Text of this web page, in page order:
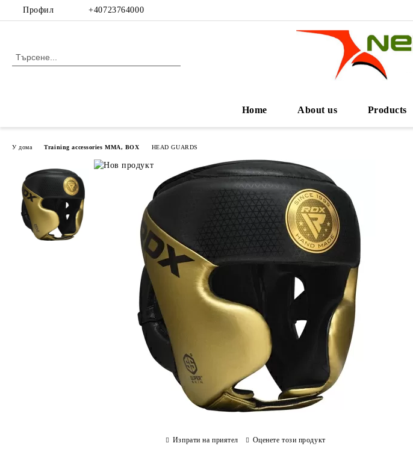
Профил +40723764000
Home About us Products
У дома Training accessories MMA, BOX HEAD GUARDS
Изпрати на приятел Оценете този продукт